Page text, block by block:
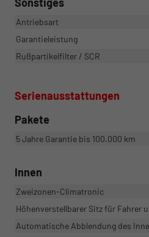
Antriebsart
Garantieleistung
Rußpartikelfilter / SCR
Serienausstattungen
Pakete
5 Jahre Garantie bis 100.000 km
Innen
Zweizonen-Climatronic
Höhenverstellbarer Sitz für Fahrer
Automatische Abblendung des